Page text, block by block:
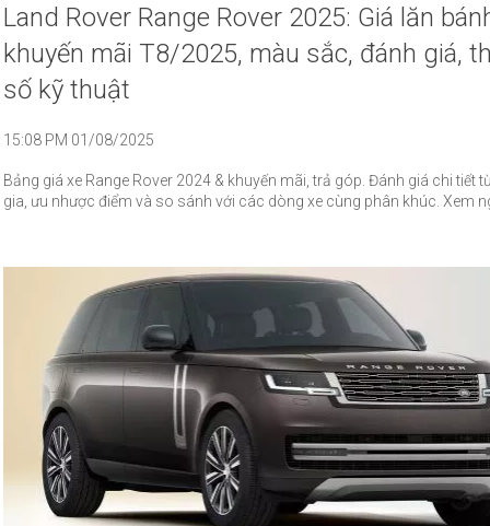
Land Rover Range Rover 2025: Giá lăn
khuyến mãi T8/2025, màu sắc, đánh giá,
số kỹ thuật
15:08 PM 01/08/2025
Bảng giá xe Range Rover 2024 & khuyến mãi, trả góp. Đánh giá chi tiết
gia, ưu nhược điểm và so sánh với các dòng xe cùng phân khúc. Xem